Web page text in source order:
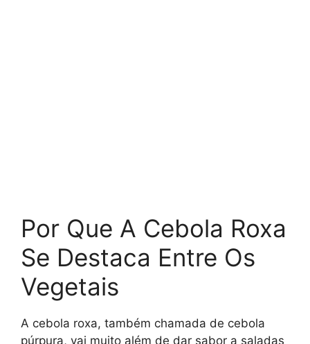
Por Que A Cebola Roxa
Se Destaca Entre Os
Vegetais
A cebola roxa, também chamada de cebola
púrpura, vai muito além de dar sabor a saladas